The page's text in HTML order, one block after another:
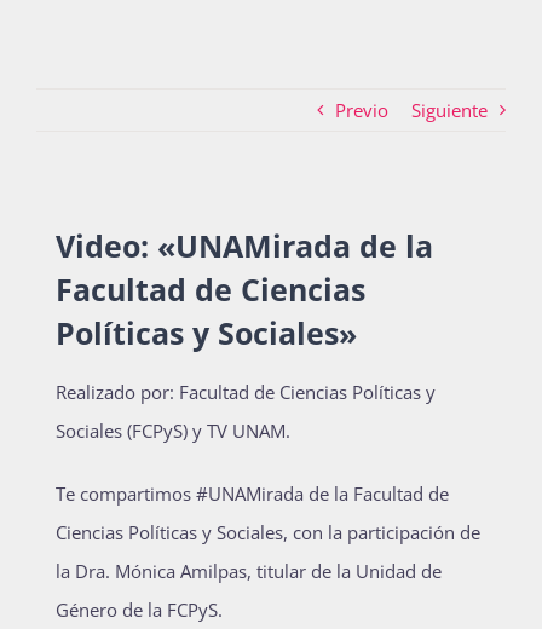
La Boletina
Súmate
Previo Siguiente
Video: «UNAMirada de la
Facultad de Ciencias
Políticas y Sociales»
Realizado por: Facultad de Ciencias Políticas y
Sociales (FCPyS) y TV UNAM.
Te compartimos #UNAMirada de la Facultad de
Ciencias Políticas y Sociales, con la participación de
la Dra. Mónica Amilpas, titular de la Unidad de
Género de la FCPyS.